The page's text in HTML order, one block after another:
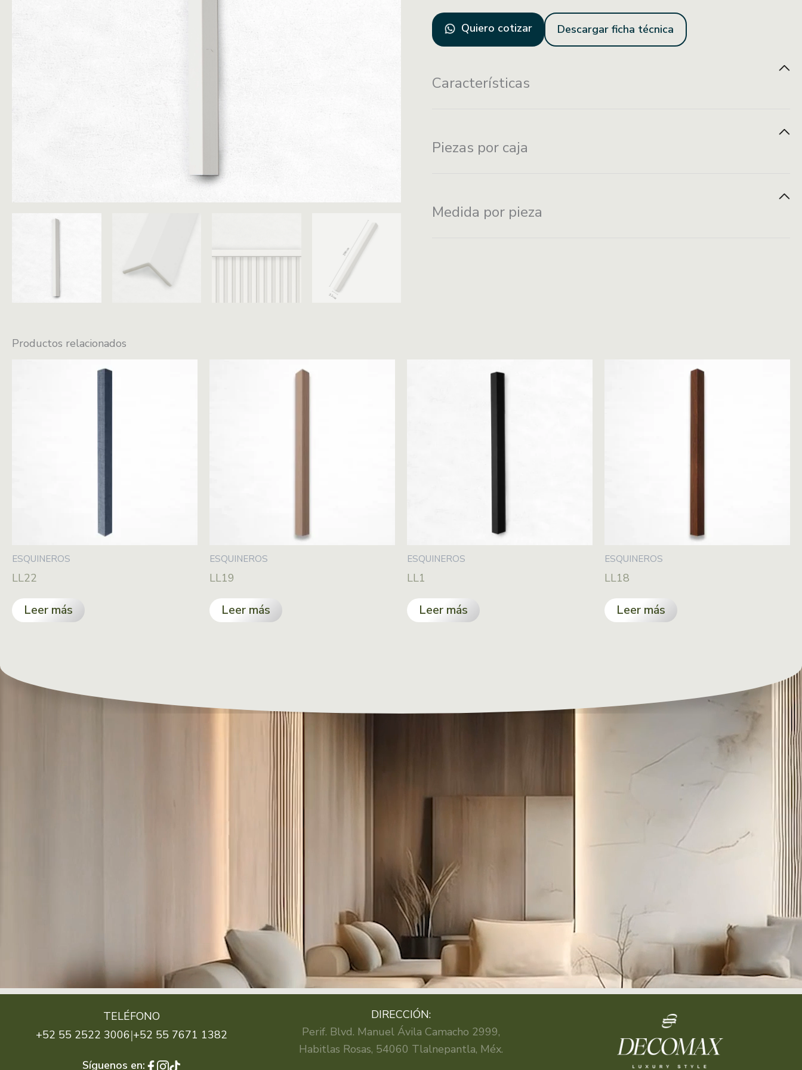
Quiero cotizar Descargar ficha técnica
Características
Instalación con
Piezas por caja
Medida por pieza
Productos relacionados
ESQUINEROS
LL22
Leer más
ESQUINEROS
LL19
Leer más
ESQUINEROS
LL1
Leer más
ESQUINEROS
LL18
Leer más
TELÉFONO
+52 55 2522 3006|+52 55 7671 1382
Síguenos en:
DIRECCIÓN:
Perif. Blvd. Manuel Ávila Camacho 2999,
Habitlas Rosas, 54060 Tlalnepantla, Méx.